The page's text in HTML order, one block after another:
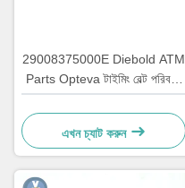
29008375000E Diebold ATM
Parts Opteva টাইমিং বেল্ট পরিবহন
বেল্ট 67T
এখন চ্যাট করুন